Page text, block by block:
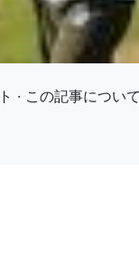
· この記事につ